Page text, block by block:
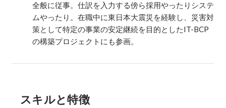
全般に従事。仕訳を入力する傍ら採用やったりシステ
ムやったり。在職中に東日本大震災を経験し、災害対
策として特定の事業の安定継続を目的としたIT-BCP
の構築プロジェクトにも参画。
スキルと特徴